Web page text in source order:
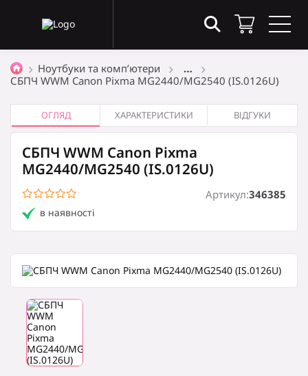
Товари в кошику(0)
Кошик порожній
0₴
Оформити замовлення
Ноутбуки та комп’ютери
…
СБПЧ WWM Canon Pixma MG2440/MG2540 (IS.0126U)
ОГЛЯД ХАРАКТЕРИСТИКИ ВІДГУКИ
СБПЧ WWM Canon Pixma
MG2440/MG2540 (IS.0126U)
в наявності
Артикул:346385